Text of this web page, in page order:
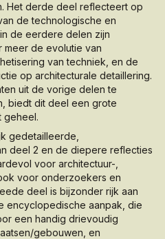
Het derde deel reflecteert op
de technologische en
de eerdere delen zijn
meer de evolutie van
van techniek, en de
op architecturale detaillering.
uit de vorige delen te
biedt dit deel een grote
geheel.
gedetailleerde,
deel 2 en de diepere reflecties
voor architectuur-,
voor onderzoekers en
deel is bijzonder rijk aan
encyclopedische aanpak, die
een handig drievoudig
gebouwen, en